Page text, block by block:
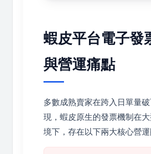
蝦皮平台電子發
與營運痛點
多數成熟賣家在跨入日單量
現，蝦皮原生的發票機制在
境下，存在以下兩大核心營運